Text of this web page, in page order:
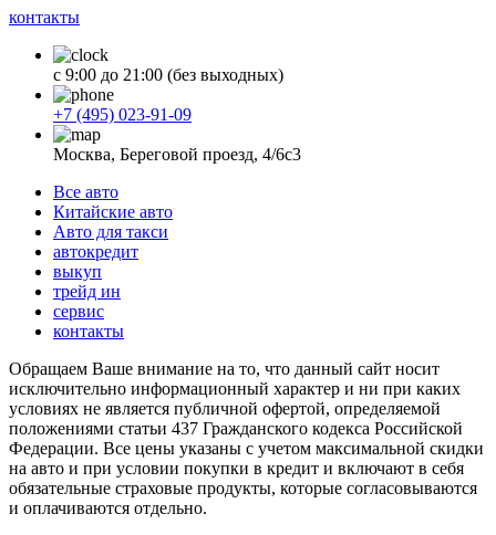
контакты
с 9:00 до 21:00 (без выходных)
+7 (495) 023-91-09
Москва, Береговой проезд, 4/6с3
Все авто
Китайские авто
Авто для такси
автокредит
выкуп
трейд ин
сервис
контакты
Обращаем Ваше внимание на то, что данный сайт носит
исключительно информационный характер и ни при каких
условиях не является публичной офертой, определяемой
положениями статьи 437 Гражданского кодекса Российской
Федерации. Все цены указаны с учетом максимальной скидки
на авто и при условии покупки в кредит и включают в себя
обязательные страховые продукты, которые согласовываются
и оплачиваются отдельно.